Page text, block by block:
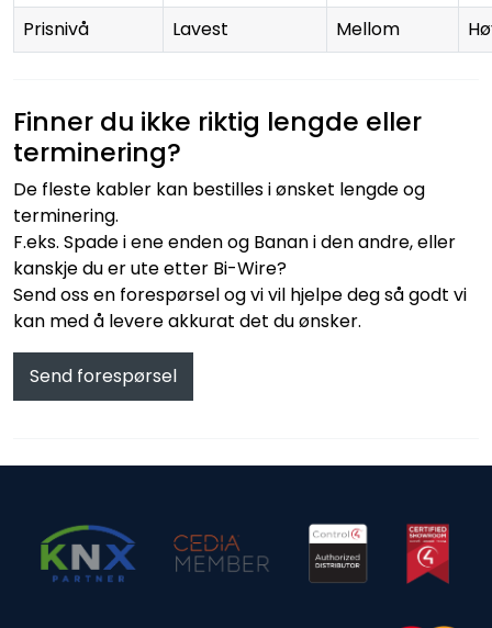
Prisnivå
Lavest Mellom
Finner du ikke riktig lengde eller
terminering?
De fleste kabler kan bestilles i ønsket lengde og
terminering.
F.eks. Spade i ene enden og Banan i den andre, eller
kanskje du er ute etter Bi-Wire?
Send oss en forespørsel og vi vil hjelpe deg så godt vi
kan med å levere akkurat det du ønsker.
Send forespørsel